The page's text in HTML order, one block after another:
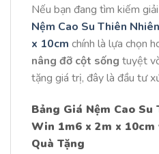
Nếu bạn đang tìm kiếm
Nệm Cao Su Thiên
x 10cm chính là lựa chọn
nâng đỡ cột sống tuyệt
tặng giá trị, đây là đầu tư
Bảng Giá Nệm Cao
Win 1m6 x 2m x 10cm
Quà Tặng